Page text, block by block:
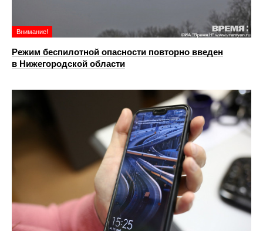
Внимание!
Режим беспилотной опасности повторно введен
в Нижегородской области